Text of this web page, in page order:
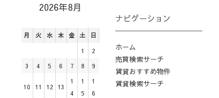
2026年8月
月 火 水 木 金 土 日
1
2
3
4 5 6 7 8 9
10 11 12 13
1
4
1
5
1
6
ナビゲーション
ホーム
売買検索サーチ
賃貸おすすめ物件
賃貸検索サーチ